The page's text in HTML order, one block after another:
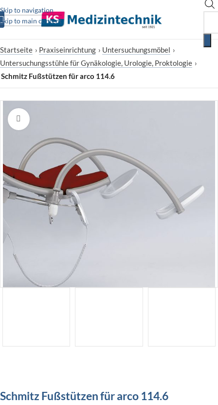
Skip to navigation
Skip to main content
Startseite › Praxiseinrichtung › Untersuchungsmöbel ›
Untersuchungsstühle für Gynäkologie, Urologie, Proktologie ›
Schmitz Fußstützen für arco 114.6
Zum Vergrößern klicken
Schmitz Fußstützen für arco 114.6